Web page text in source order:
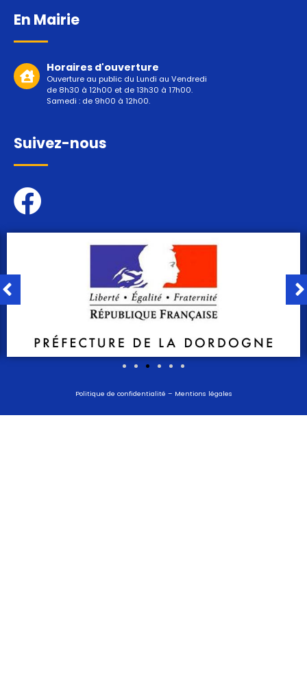
En Mairie
Horaires d'ouverture
Ouverture au public du Lundi au Vendredi
de 8h30 à 12h00 et de 13h30 à 17h00.
Samedi : de 9h00 à 12h00.
Suivez-nous
Politique de confidentialité – Mentions légales